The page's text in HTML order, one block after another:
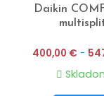
Daikin
400,00 € -